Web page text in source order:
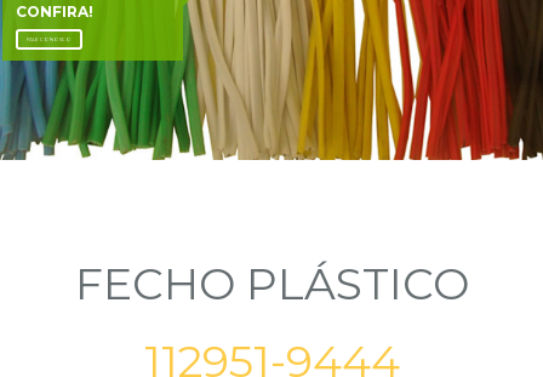
CONFIRA!
FALE CONOSCO
FECHO PLÁSTICO
112951-9444